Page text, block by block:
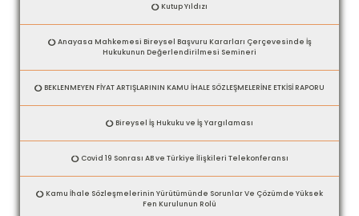
Kutup Yıldızı
Anayasa Mahkemesi Bireysel Başvuru Kararları Çerçevesinde İş
Hukukunun Değerlendirilmesi Semineri
BEKLENMEYEN FİYAT ARTIŞLARININ KAMU İHALE SÖZLEŞMELERİNE ETKİSİ RAPORU
Bireysel İş Hukuku ve İş Yargılaması
Covid 19 Sonrası AB ve Türkiye İlişkileri Telekonferansı
Kamu İhale Sözleşmelerinin Yürütümünde Sorunlar Ve Çözümde Yüksek
Fen Kurulunun Rolü